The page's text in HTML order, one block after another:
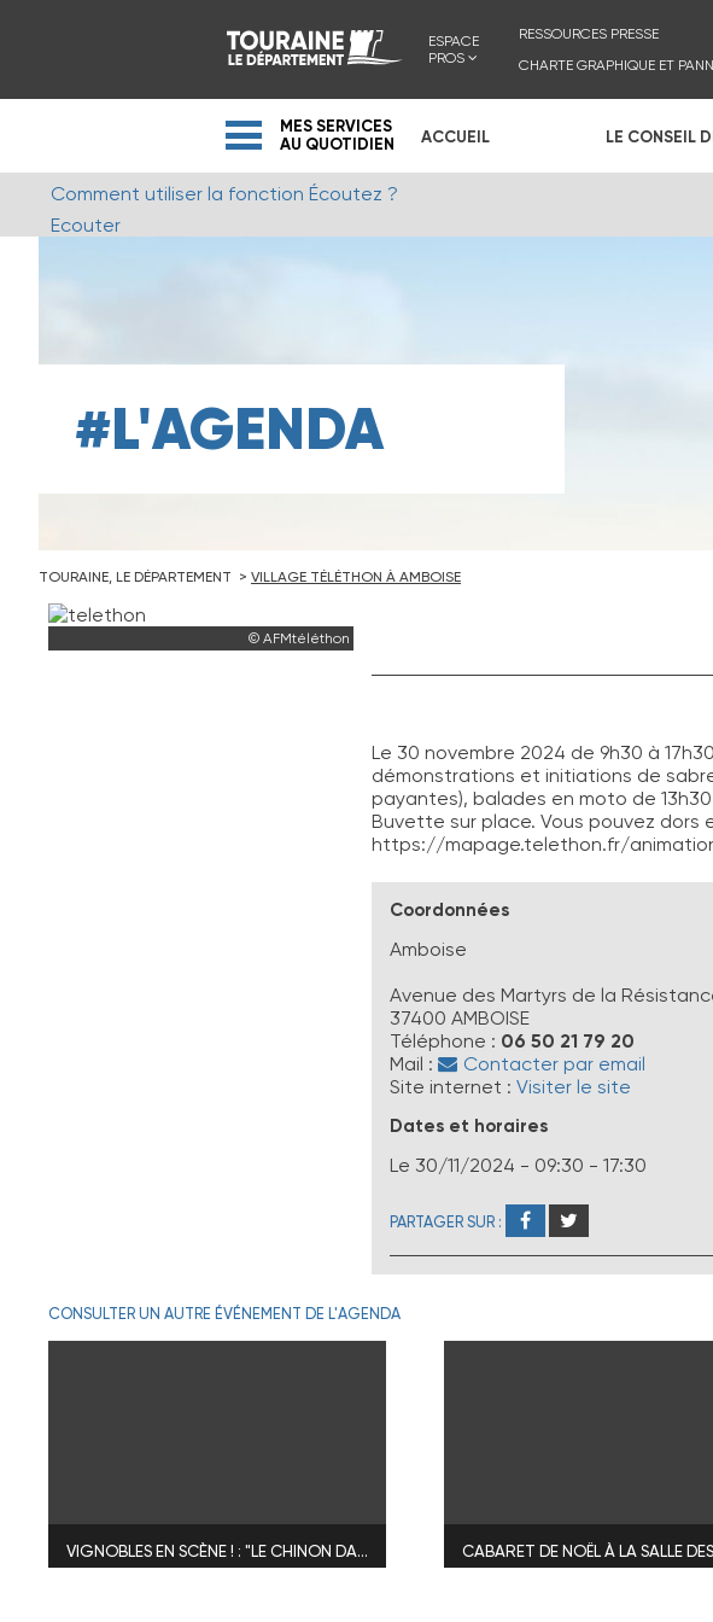
ESPACE
PROS
RESSOURCES PRESSE
CHARTE GRAPHIQUE ET
MES SERVICES
AU QUOTIDIEN
ACCUEIL LE CONSEIL
Comment utiliser la fonction Écoutez ?
Ecouter
#L'AGENDA
TOURAINE, LE DÉPARTEMENT VILLAGE TÉLÉTHON À AMBOISE
© AFMtéléthon
Le 30 novembre 2024 de 9h30 à
démonstrations et initiations de
payantes), balades en moto de
Buvette sur place. Vous pouvez
https://mapage.telethon.fr/
Coordonnées
Amboise
Avenue des Martyrs de la
37400 AMBOISE
Téléphone : 06 50 21 79 20
Mail :
Contacter par email
Site internet : Visiter le site
Dates et horaires
Le 30/11/2024 - 09:30 - 17:30
PARTAGER SUR :
CONSULTER UN AUTRE ÉVÉNEMENT DE L'AGENDA
VIGNOBLES EN SCÈNE ! : "LE CHINON DANS TOUS SES ÉTATS"